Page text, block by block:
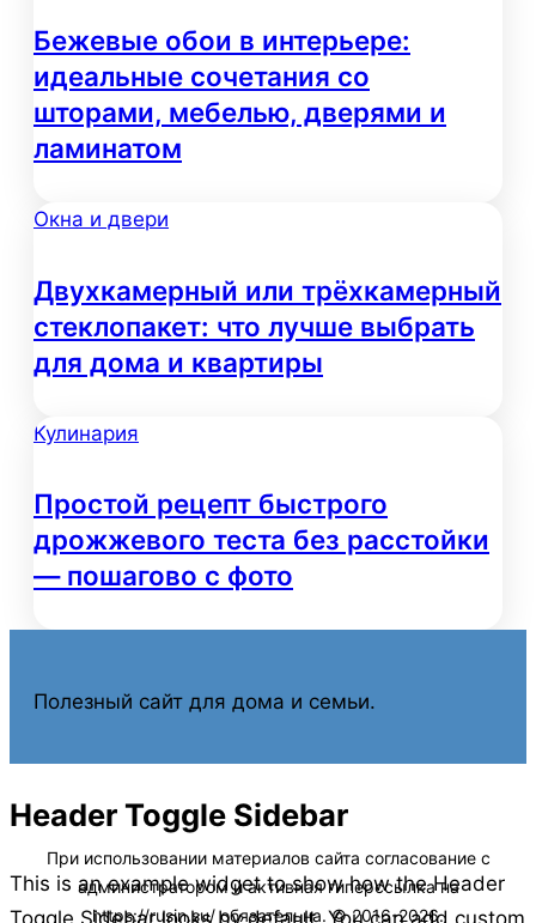
Бежевые обои в интерьере:
идеальные сочетания со
шторами, мебелью, дверями и
ламинатом
Окна и двери
Двухкамерный или трёхкамерный
стеклопакет: что лучше выбрать
для дома и квартиры
Кулинария
Простой рецепт быстрого
дрожжевого теста без расстойки
— пошагово с фото
Полезный сайт для дома и семьи.
Header Toggle Sidebar
This is an example widget to show how the Header